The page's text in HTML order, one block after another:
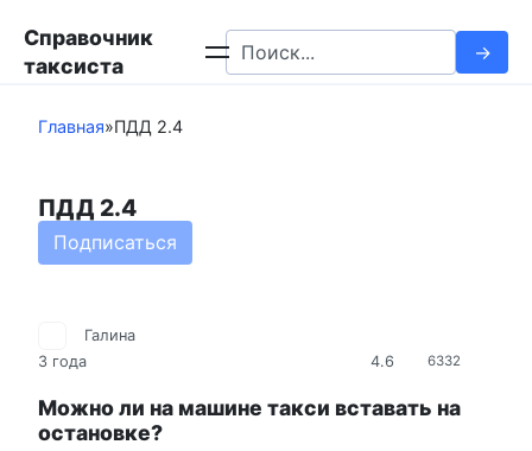
контенту
Справочник
таксиста
Search
for:
Главная»ПДД 2.4
ПДД 2.4
Подписаться
6332
4.6
Галина
3 года
Можно ли на машине такси вставать на
остановке?